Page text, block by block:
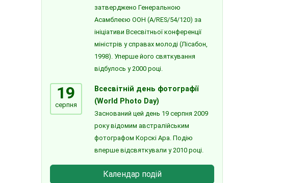
затверджено Генеральною
Асамблеєю ООН (A/RES/54/120) за
ініціативи Всесвітньої конференції
міністрів у справах молоді (Лісабон,
1998). Уперше його святкування
відбулось у 2000 році.
19
серпня
Всесвітній день фотографії
(World Photo Day)
Заснований цей день 19 серпня 2009
року відомим австралійським
фотографом Корскі Ара. Подію
вперше відсвяткували у 2010 році.
Календар подій